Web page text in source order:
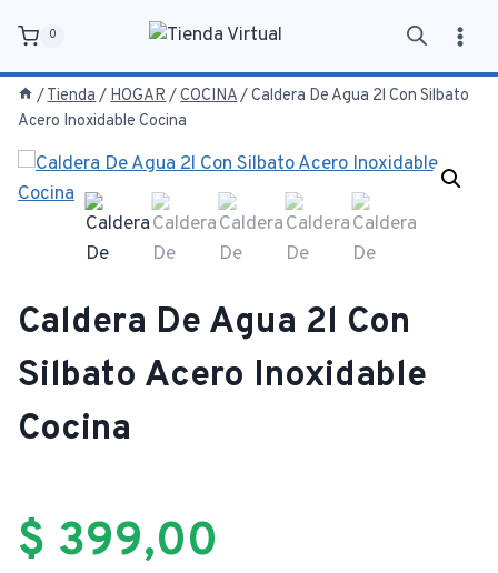
contenido
0
/Tienda / HOGAR /COCINA/Caldera De Agua 2l Con Silbato
Acero Inoxidable Cocina
Caldera De Agua 2l Con
Silbato Acero Inoxidable
Cocina
$ 399,00